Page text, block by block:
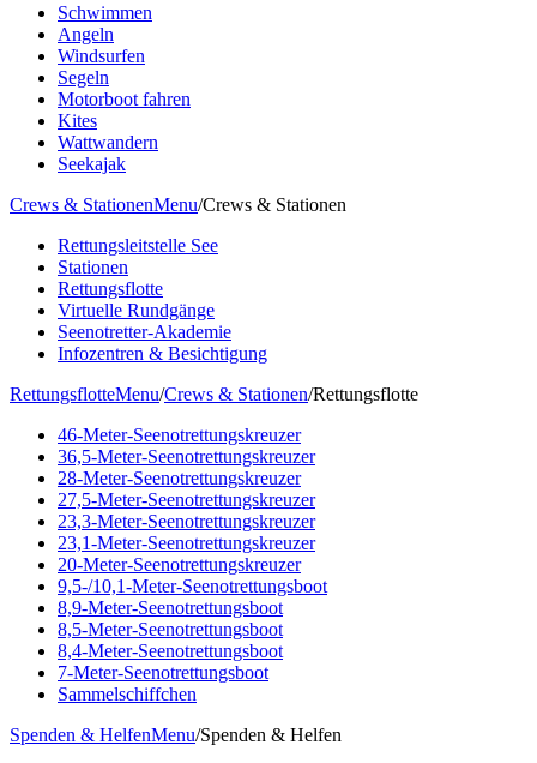
Schwimmen
Angeln
Windsurfen
Segeln
Motorboot fahren
Kites
Wattwandern
Seekajak
Crews & StationenMenu/Crews & Stationen
Rettungsleitstelle See
Stationen
Rettungsflotte
Virtuelle Rundgänge
Seenotretter-Akademie
Infozentren & Besichtigung
RettungsflotteMenu/Crews & Stationen/Rettungsflotte
46-Meter-Seenotrettungskreuzer
36,5-Meter-Seenotrettungskreuzer
28-Meter-Seenotrettungskreuzer
27,5-Meter-Seenotrettungskreuzer
23,3-Meter-Seenotrettungskreuzer
23,1-Meter-Seenotrettungskreuzer
20-Meter-Seenotrettungskreuzer
9,5-/10,1-Meter-Seenotrettungsboot
8,9-Meter-Seenotrettungsboot
8,5-Meter-Seenotrettungsboot
8,4-Meter-Seenotrettungsboot
7-Meter-Seenotrettungsboot
Sammelschiffchen
Spenden & HelfenMenu/Spenden & Helfen